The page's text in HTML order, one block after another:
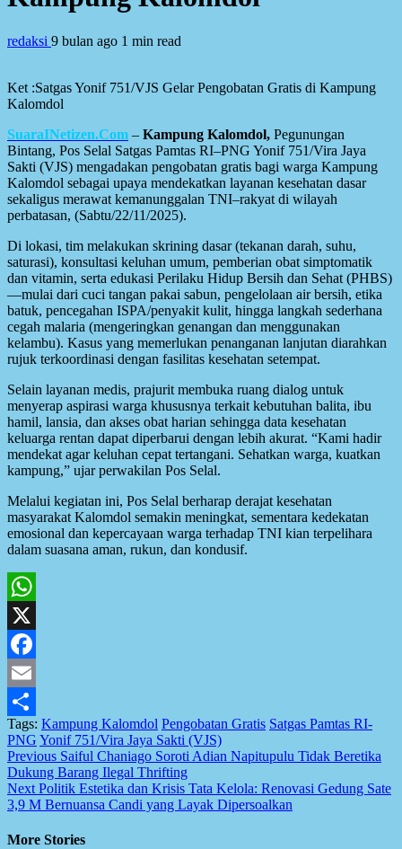
redaksi 9 bulan ago 1 min read
Ket :Satgas Yonif 751/VJS Gelar Pengobatan Gratis di Kampung
Kalomdol
SuaraINetizen.Com – Kampung Kalomdol, Pegunungan
Bintang, Pos Selal Satgas Pamtas RI–PNG Yonif 751/Vira Jaya
Sakti (VJS) mengadakan pengobatan gratis bagi warga Kampung
Kalomdol sebagai upaya mendekatkan layanan kesehatan dasar
sekaligus merawat kemanunggalan TNI–rakyat di wilayah
perbatasan, (Sabtu/22/11/2025).
Di lokasi, tim melakukan skrining dasar (tekanan darah, suhu,
saturasi), konsultasi keluhan umum, pemberian obat simptomatik
dan vitamin, serta edukasi Perilaku Hidup Bersih dan Sehat (PHBS)
—mulai dari cuci tangan pakai sabun, pengelolaan air bersih, etika
batuk, pencegahan ISPA/penyakit kulit, hingga langkah sederhana
cegah malaria (mengeringkan genangan dan menggunakan
kelambu). Kasus yang memerlukan penanganan lanjutan diarahkan
rujuk terkoordinasi dengan fasilitas kesehatan setempat.
Selain layanan medis, prajurit membuka ruang dialog untuk
menyerap aspirasi warga khususnya terkait kebutuhan balita, ibu
hamil, lansia, dan akses obat harian sehingga data kesehatan
keluarga rentan dapat diperbarui dengan lebih akurat. “Kami hadir
mendekat agar keluhan cepat tertangani. Sehatkan warga, kuatkan
kampung,” ujar perwakilan Pos Selal.
Melalui kegiatan ini, Pos Selal berharap derajat kesehatan
masyarakat Kalomdol semakin meningkat, sementara kedekatan
emosional dan kepercayaan warga terhadap TNI kian terpelihara
dalam suasana aman, rukun, dan kondusif.
WhatsApp
X
Facebook
Email
Share
Tags: Kampung Kalomdol Pengobatan Gratis Satgas Pamtas RI-
PNG Yonif 751/Vira Jaya Sakti (VJS)
Post
navigation
Previous Saiful Chaniago Soroti Adian Napitupulu Tidak Beretika
Dukung Barang Ilegal Thrifting
Next Politik Estetika dan Krisis Tata Kelola: Renovasi Gedung Sate
3,9 M Bernuansa Candi yang Layak Dipersoalkan
More Stories